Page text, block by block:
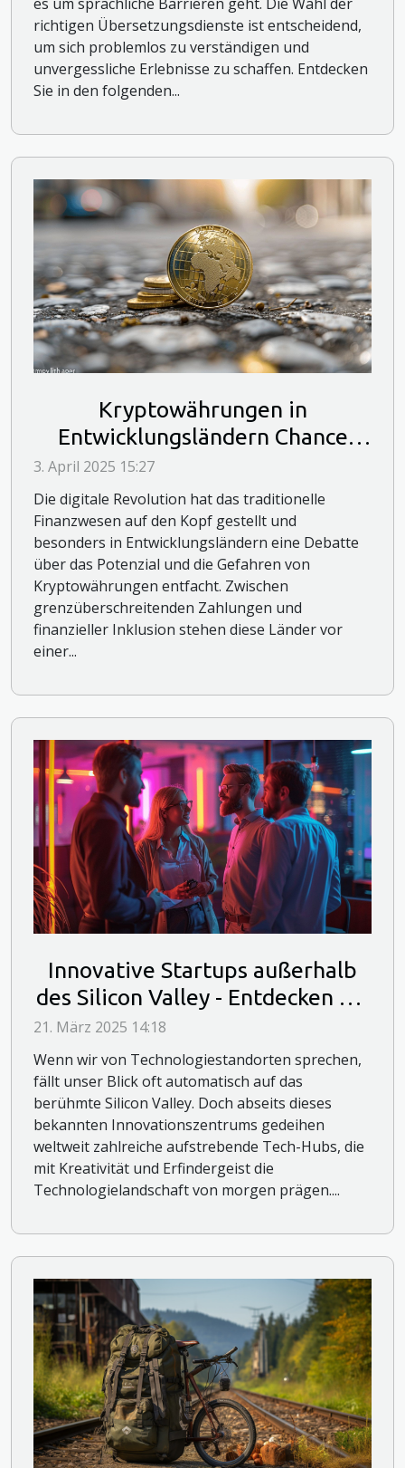
richtigen Übersetzungsdienste ist entscheidend,
um sich problemlos zu verständigen und
unvergessliche Erlebnisse zu schaffen. Entdecken
Sie in den folgenden...
Kryptowährungen in
Entwicklungsländern Chance
oder Risiko
3. April 2025 15:27
Die digitale Revolution hat das traditionelle
Finanzwesen auf den Kopf gestellt und
besonders in Entwicklungsländern eine Debatte
über das Potenzial und die Gefahren von
Kryptowährungen entfacht. Zwischen
grenzüberschreitenden Zahlungen und
finanzieller Inklusion stehen diese Länder vor
einer...
Innovative Startups außerhalb
des Silicon Valley - Entdecken Sie
die Tech-Hubs von morgen
21. März 2025 14:18
Wenn wir von Technologiestandorten sprechen,
fällt unser Blick oft automatisch auf das
berühmte Silicon Valley. Doch abseits dieses
bekannten Innovationszentrums gedeihen
weltweit zahlreiche aufstrebende Tech-Hubs, die
mit Kreativität und Erfindergeist die
Technologielandschaft von morgen prägen....